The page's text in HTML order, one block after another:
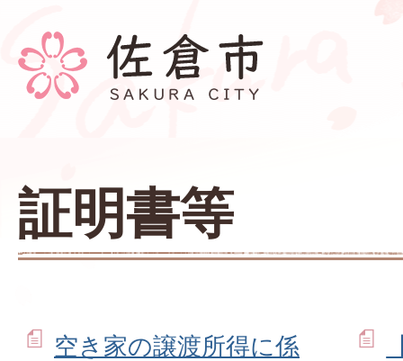
証明書等
空き家の譲渡所得に係